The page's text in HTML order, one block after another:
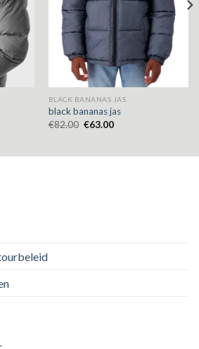
BLACK BANANAS JAS
black bananas jas
€82.00 €63.00